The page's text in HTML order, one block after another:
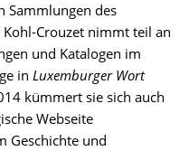
Sammlungen des
Crouzet nimmt teil an
und Katalogen im
in Luxemburger Wort
kümmert sie sich auch
Webseite
Geschichte und